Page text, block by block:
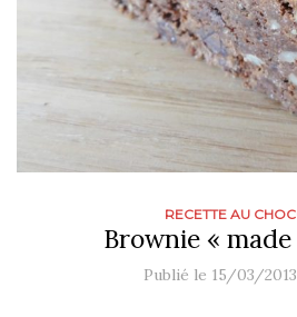
RECETTE AU
Brownie « made
Publié le 15/03/2013